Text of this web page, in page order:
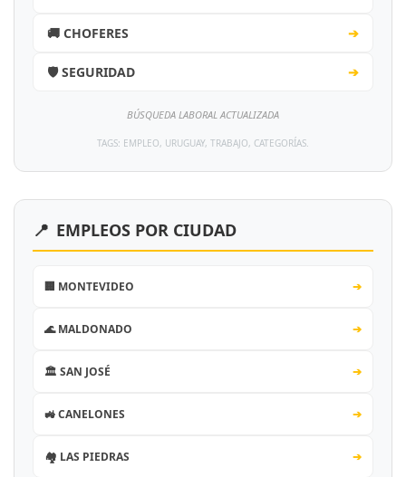
🚚 CHOFERES ➔
🛡️ SEGURIDAD ➔
BÚSQUEDA LABORAL ACTUALIZADA
TAGS: EMPLEO, URUGUAY, TRABAJO, CATEGORÍAS.
📍 EMPLEOS POR CIUDAD
🏢 MONTEVIDEO ➔
🌊 MALDONADO ➔
🏛️ SAN JOSÉ ➔
🚜 CANELONES ➔
🏘️ LAS PIEDRAS ➔